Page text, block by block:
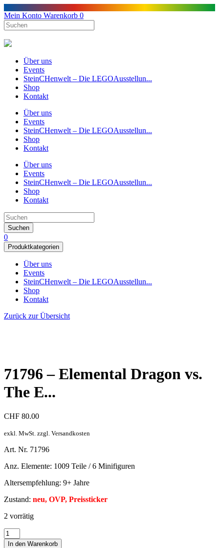
Mein Konto Warenkorb 0
Über uns
Events
SteinCHenwelt – Die LEGOAusstellun...
Shop
Kontakt
Über uns
Events
SteinCHenwelt – Die LEGOAusstellun...
Shop
Kontakt
Über uns
Events
SteinCHenwelt – Die LEGOAusstellun...
Shop
Kontakt
Suchen
0
Produktkategorien
Über uns
Events
SteinCHenwelt – Die LEGOAusstellun...
Shop
Kontakt
Zurück zur Übersicht
71796 – Elemental Dragon vs.
The E...
CHF 80.00
exkl. MwSt. zzgl. Versandkosten
Art. Nr. 71796
Anz. Elemente: 1009 Teile / 6 Minifiguren
Altersempfehlung: 9+ Jahre
Zustand: neu, OVP, Preissticker
2 vorrätig
In den Warenkorb